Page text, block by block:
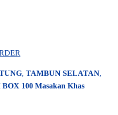
, TAMBUN SELATAN,
BOX 100 Masakan Khas